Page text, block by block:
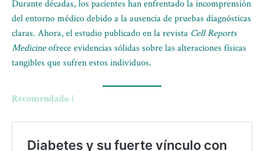
Durante décadas, los pacientes han enfrentado la incomprensión
del entorno médico debido a la ausencia de pruebas diagnósticas
claras. Ahora, el estudio publicado en la revista Cell Reports
Medicineofrece evidencias sólidas sobre las alteraciones físicas
tangibles que sufren estos individuos.
Recomendado ↓